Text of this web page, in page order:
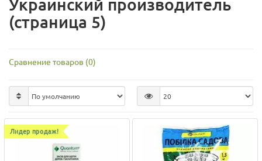
Украинский производитель
(страница 5)
Сравнение товаров (0)
Лидер продаж!